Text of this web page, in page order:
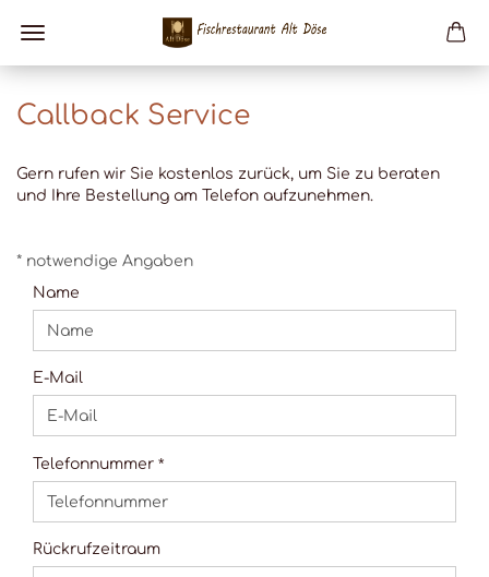
Callback Service
Gern rufen wir Sie kostenlos zurück, um Sie zu beraten
und Ihre Bestellung am Telefon aufzunehmen.
SERVICE
* notwendige Angaben
Name
E-Mail
Telefonnummer
Rückrufzeitraum